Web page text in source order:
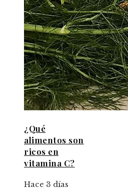
¿Qué
alimentos son
ricos en
vitamina C?
Hace 3 días